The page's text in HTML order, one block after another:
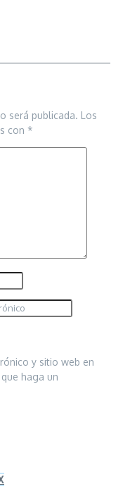
será publicada. Los
con *
y sitio web en
haga un